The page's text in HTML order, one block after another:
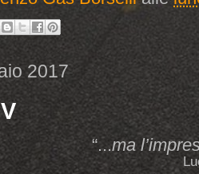
2017
“...ma